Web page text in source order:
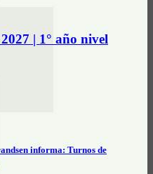
informa: Turnos de
| 1° año nivel